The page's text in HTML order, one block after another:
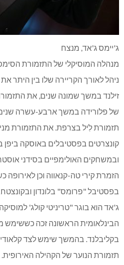
ג'יימס ג'אד, מנצח
מנהלה המוסיקלי של התזמורת
ניהל לאורך הקריירה שלו בין היתר
זילנד במשך שמונה שנים, את
של פלורידה במשך ארבע-עשרה
תזמורת לִיל בצרפת. את התזמורת מניו
קונצרטים בפסטיבלים באוסקה ביפן
ובמשחקים האולימפיים בסידני
הזמרת קירי טה-קנאווה וכן
בפסטיבל "פרומס" בלונדון
ג'אד הוא בוגר "טריניטי קולג'
הבינלאומית הראשונה זכה כששימש
בקליבלנד. בהמשך שימש לצד
תזמורת הנוער של הקהילה